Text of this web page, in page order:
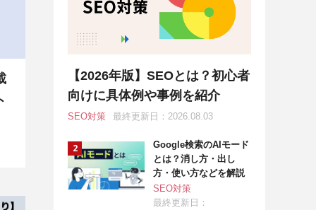
【2026年版】SEOとは？初心者
向けに具体例や事例を紹介
SEO対策 最終更新日：2026.08.03
Google検索のAIモード
とは？消し方・出し
方・使い方などを解説
SEO対策
最終更新日：